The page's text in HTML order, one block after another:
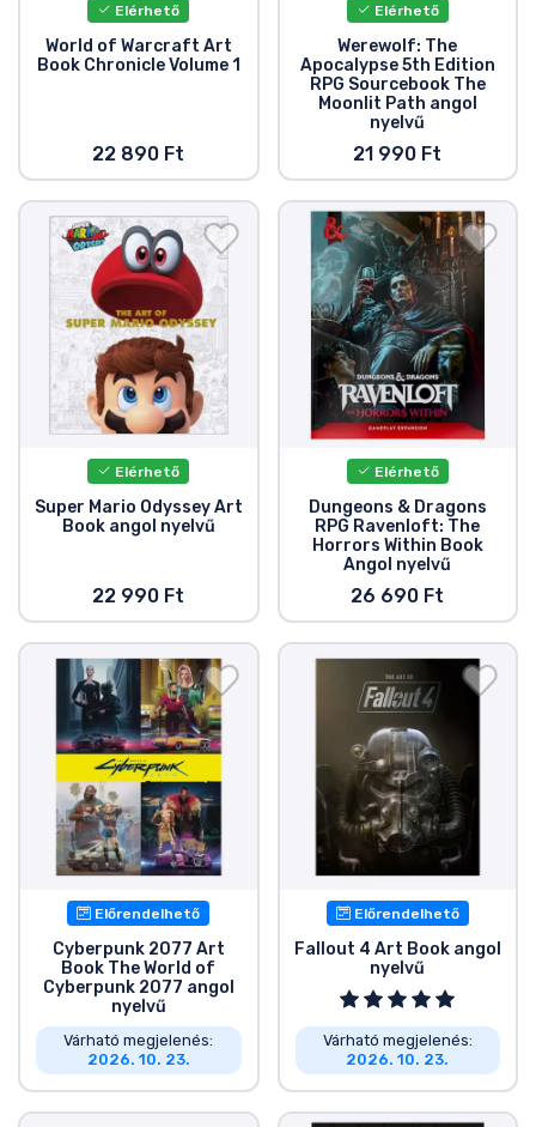
Elérhető
World of Warcraft Art
Book Chronicle Volume 1
22 890 Ft
Elérhető
Werewolf: The
Apocalypse 5th Edition
RPG Sourcebook The
Moonlit Path angol
nyelvű
21 990 Ft
Elérhető
Super Mario Odyssey Art
Book angol nyelvű
22 990 Ft
Elérhető
Dungeons & Dragons
RPG Ravenloft: The
Horrors Within Book
Angol nyelvű
26 690 Ft
Előrendelhető
Cyberpunk 2077 Art
Book The World of
Cyberpunk 2077 angol
nyelvű
Várható megjelenés:
2026. 10. 23.
Előrendelhető
Fallout 4 Art Book angol
nyelvű
Várható megjelenés:
2026. 10. 23.